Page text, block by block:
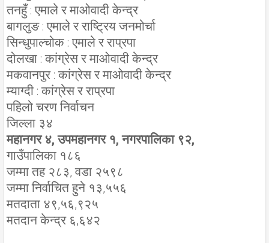
तनहुँ : एमाले र माओवादी केन्द्र
बागलुङ : एमाले र राष्ट्रिय जनमोर्चा
सिन्धुपाल्चोक : एमाले र राप्रपा
दोलखा : कांग्रेस र माओवादी केन्द्र
मकवानपुर : कांग्रेस र माओवादी केन्द्र
म्याग्दी : कांग्रेस र राप्रपा
पहिलो चरण निर्वाचन
जिल्ला ३४
महानगर ४, उपमहानगर १, नगरपालिका ९२,
गाउँपालिका १८६
जम्मा तह २८३, वडा २५९८
जम्मा निर्वाचित हुने १३,५५६
मतदाता ४९,५६,९२५
मतदान केन्द्र ६,६४२